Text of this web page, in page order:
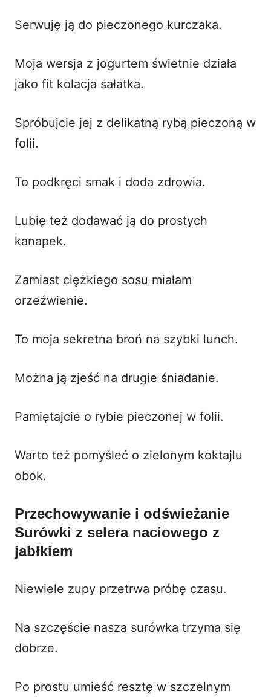
Serwuję ją do pieczonego kurczaka.
Moja wersja z jogurtem świetnie działa
jako fit kolacja sałatka.
Spróbujcie jej z delikatną rybą pieczoną w
folii.
To podkręci smak i doda zdrowia.
Lubię też dodawać ją do prostych
kanapek.
Zamiast ciężkiego sosu miałam
orzeźwienie.
To moja sekretna broń na szybki lunch.
Można ją zjeść na drugie śniadanie.
Pamiętajcie o rybie pieczonej w folii.
Warto też pomyśleć o zielonym koktajlu
obok.
Przechowywanie i odświeżanie
Surówki z selera naciowego z
jabłkiem
Niewiele zupy przetrwa próbę czasu.
Na szczęście nasza surówka trzyma się
dobrze.
Po prostu umieść resztę w szczelnym